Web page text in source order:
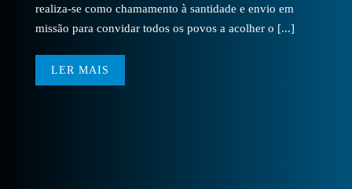
realiza-se como chamamento à santidade e envio em
missão para convidar todos os povos a acolher o [...]
LER MAIS